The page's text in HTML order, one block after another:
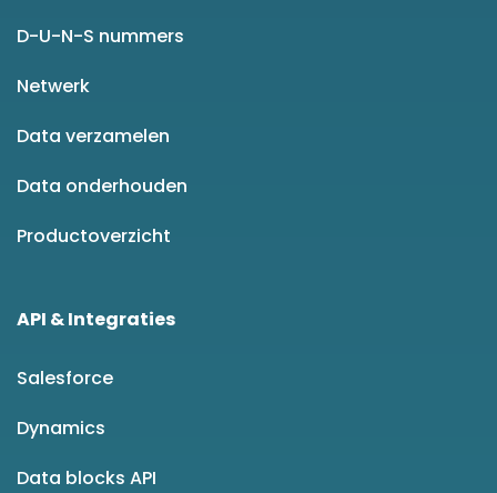
D-U-N-S nummers
Netwerk
Data verzamelen
Data onderhouden
Productoverzicht
API & Integraties
Salesforce
Dynamics
Data blocks API